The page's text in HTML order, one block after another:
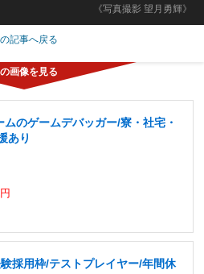
《写真撮影 望月勇輝》
の記事へ戻る
のゲームデバッガー/寮・社宅・
あり
採用枠/テストプレイヤー/年間休